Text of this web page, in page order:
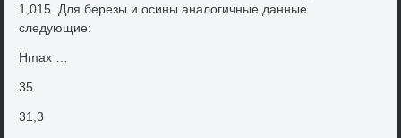
1,015. Для березы и осины аналοгичные данные
следующие:
Hmax …
35
31,3